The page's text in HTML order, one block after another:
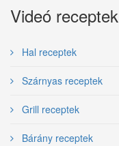
Videó receptek
Hal receptek
Szárnyas receptek
Grill receptek
Bárány receptek